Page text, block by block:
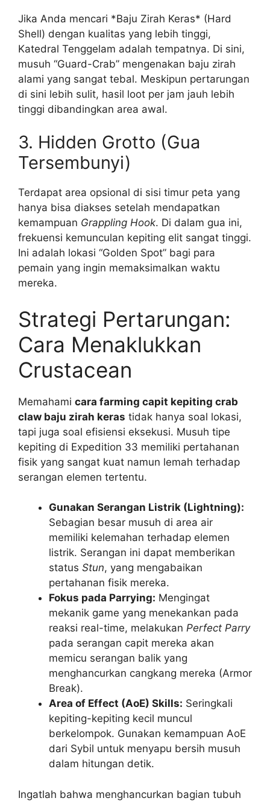
Jika Anda mencari *Baju Zirah Keras* (Hard
Shell) dengan kualitas yang lebih tinggi,
Katedral Tenggelam adalah tempatnya. Di sini,
musuh “Guard-Crab” mengenakan baju zirah
alami yang sangat tebal. Meskipun pertarungan
di sini lebih sulit, hasil loot per jam jauh lebih
tinggi dibandingkan area awal.
3. Hidden Grotto (Gua
Tersembunyi)
Terdapat area opsional di sisi timur peta yang
hanya bisa diakses setelah mendapatkan
kemampuan Grappling Hook. Di dalam gua ini,
frekuensi kemunculan kepiting elit sangat tinggi.
Ini adalah lokasi “Golden Spot” bagi para
pemain yang ingin memaksimalkan waktu
mereka.
Strategi Pertarungan:
Cara Menaklukkan
Crustacean
Memahami cara farming capit kepiting crab
claw baju zirah keras tidak hanya soal lokasi,
tapi juga soal efisiensi eksekusi. Musuh tipe
kepiting di Expedition 33 memiliki pertahanan
fisik yang sangat kuat namun lemah terhadap
serangan elemen tertentu.
Gunakan Serangan Listrik (Lightning):
Sebagian besar musuh di area air
memiliki kelemahan terhadap elemen
listrik. Serangan ini dapat memberikan
status Stun, yang mengabaikan
pertahanan fisik mereka.
Fokus pada Parrying: Mengingat
mekanik game yang menekankan pada
reaksi real-time, melakukan Perfect Parry
pada serangan capit mereka akan
memicu serangan balik yang
menghancurkan cangkang mereka (Armor
Break).
Area of Effect (AoE) Skills: Seringkali
kepiting-kepiting kecil muncul
berkelompok. Gunakan kemampuan AoE
dari Sybil untuk menyapu bersih musuh
dalam hitungan detik.
Ingatlah bahwa menghancurkan bagian tubuh